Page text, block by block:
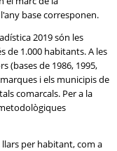
base corresponen.
2019 són les
de 1.000 habitants. A les
(bases de 1986, 1995,
i els municipis de
comarcals. Per a la
per habitant, com a